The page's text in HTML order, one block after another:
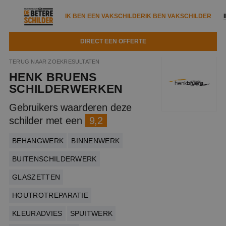
IK BEN EEN VAKSCHILDERIK BEN VAKSCHILDER
DIRECT EEN OFFERTE
IK BEN EEN VAKSCHILDER
Documenten
Tools
Kennisbank
Infopakket
Verfspuitbedrijf?
IK ZOEK EEN VAKSCHILDERVAKSCHILDER ZOEKEN
Zoeken naar een schilder
Service
Waarom de betere schilder?
DIRECT EEN OFFERTE
Vacatures
Veelgestelde vragen
TERUG NAAR ZOEKRESULTATEN
HENK BRUENS
SCHILDERWERKEN
Gebruikers waarderen deze
schilder met een
9,2
BEHANGWERK BINNENWERK
BUITENSCHILDERWERK
GLASZETTEN
HOUTROTREPARATIE
KLEURADVIES SPUITWERK